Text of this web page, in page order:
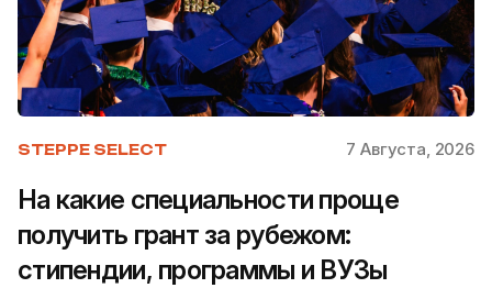
STEPPE SELECT 7 Августа, 2026
На какие специальности проще
получить грант за рубежом:
стипендии, программы и ВУЗы